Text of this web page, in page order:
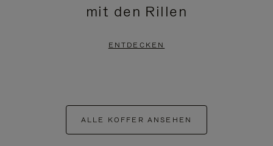
mit den Rillen
ENTDECKEN
ALLE KOFFER ANSEHEN